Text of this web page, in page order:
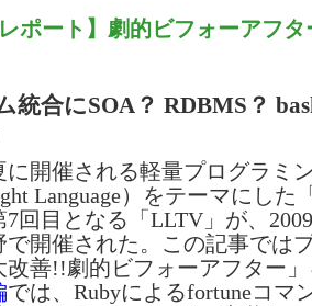
ポート】劇的ビフォーアフ
統合にSOA？ RDBMS？
開催される軽量プログラミ
Language）をテーマにした
7回目となる「LLTV」が、
で開催された。この記事では
改善!!劇的ビフォーアフター
では、Rubyによるfortuneコマ